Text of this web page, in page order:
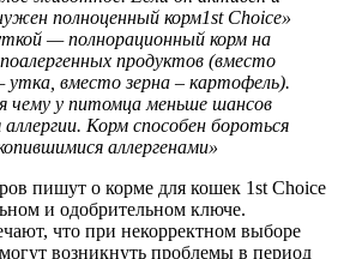
полноценный корм1st Choice»
— полнорационный корм на
продуктов (вместо
вместо зерна – картофель).
чему у питомца меньше шансов
аллергии. Корм способен бороться
аллергенами»
пишут о корме для кошек 1st Choice
и одобрительном ключе.
что при некорректном выборе
возникнуть проблемы в период